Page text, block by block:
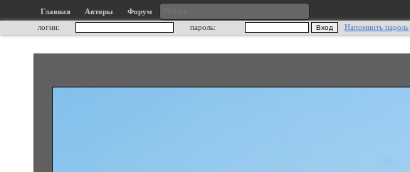
Главная Авторы
Форум
логин:
пароль: Напомнить пароль